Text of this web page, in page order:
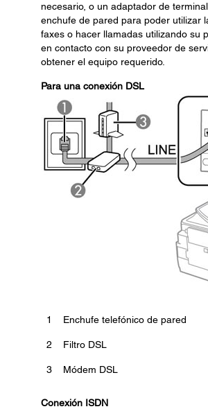
necesario, o un adaptador de
enchufe de pared para poder utilizar
faxes o hacer llamadas utilizando su
en contacto con su proveedor de
obtener el equipo requerido.
Para una conexión DSL
1 Enchufe telefónico de pared
2 Filtro DSL
3 Módem DSL
Conexión ISDN